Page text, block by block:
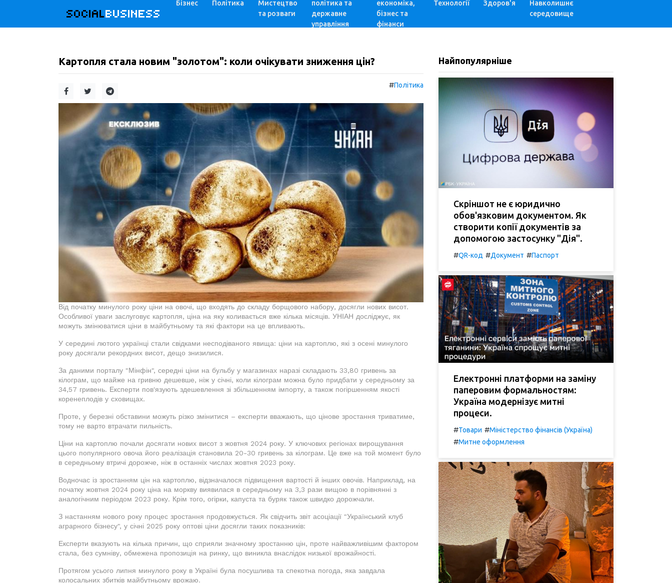
SOCIALBUSINESS
Бізнес Політика
Мистецтво
та розваги
політика та
державне
управління
економіка,
бізнес та
фінанси
Технології Здоров'я
Навколишнє
середовище
Картопля стала новим "золотом": коли очікувати зниження цін?
#Політика
Від початку минулого року ціни на овочі, що входять до складу борщового набору, досягли нових висот.
Особливої уваги заслуговує картопля, ціна на яку коливається вже кілька місяців. УНІАН досліджує, як
можуть змінюватися ціни в майбутньому та які фактори на це впливають.
У середині лютого українці стали свідками несподіваного явища: ціни на картоплю, які з осені минулого
року досягали рекордних висот, дещо знизилися.
За даними порталу "Мінфін", середні ціни на бульбу у магазинах наразі складають 33,80 гривень за
кілограм, що майже на гривню дешевше, ніж у січні, коли кілограм можна було придбати у середньому за
34,57 гривень. Експерти пов'язують здешевлення зі збільшенням імпорту, а також погіршенням якості
коренеплодів у сховищах.
Проте, у березні обставини можуть різко змінитися – експерти вважають, що цінове зростання триватиме,
тому не варто втрачати пильність.
Ціни на картоплю почали досягати нових висот з жовтня 2024 року. У ключових регіонах вирощування
цього популярного овоча його реалізація становила 20-30 гривень за кілограм. Це вже на той момент було
в середньому втричі дорожче, ніж в останніх числах жовтня 2023 року.
Водночас із зростанням цін на картоплю, відзначалося підвищення вартості й інших овочів. Наприклад, на
початку жовтня 2024 року ціна на моркву виявилася в середньому на 3,3 рази вищою в порівнянні з
аналогічним періодом 2023 року. Крім того, огірки, капуста та буряк також швидко дорожчали.
З настанням нового року процес зростання продовжується. Як свідчить звіт асоціації "Український клуб
аграрного бізнесу", у січні 2025 року оптові ціни досягли таких показників:
Експерти вказують на кілька причин, що сприяли значному зростанню цін, проте найважливішим фактором
стала, без сумніву, обмежена пропозиція на ринку, що виникла внаслідок низької врожайності.
Протягом усього липня минулого року в Україні була посушлива та спекотна погода, яка завдала
колосальних збитків майбутньому врожаю.
Найпопулярніше
Скріншот не є юридично
обов'язковим документом. Як
створити копії документів за
допомогою застосунку "Дія".
#QR-код #Документ #Паспорт
Електронні платформи на заміну
паперовим формальностям:
Україна модернізує митні
процеси.
#Товари #Міністерство фінансів (Україна)
#Митне оформлення